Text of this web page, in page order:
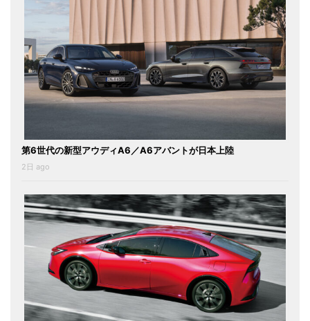
第6世代の新型アウディA6／A6アバントが日本上陸
2日 ago